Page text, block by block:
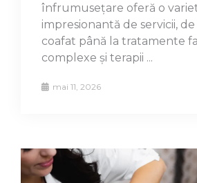
înfrumusețare oferă o
impresionantă de servicii,
coafat până la tratamente
complexe și terapii ...
mai 11, 2026